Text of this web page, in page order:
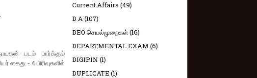
படம் பார்க்கும்
- 4 பிரிவுகளில்
Current Affairs (49)
D A(107)
DEO செயல்முறைகள்(16)
DEPARTMENTAL EXAM (6)
DIGIPIN (1)
DUPLICATE (1)